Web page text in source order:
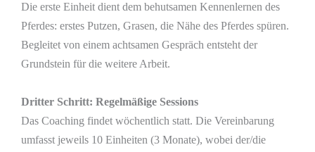
Die erste Einheit dient dem behutsamen Kennenlernen des
Pferdes: erstes Putzen, Grasen, die Nähe des Pferdes spüren.
Begleitet von einem achtsamen Gespräch entsteht der
Grundstein für die weitere Arbeit.
Dritter Schritt: Regelmäßige Sessions
Das Coaching findet wöchentlich statt. Die Vereinbarung
umfasst jeweils 10 Einheiten (3 Monate), wobei der/die